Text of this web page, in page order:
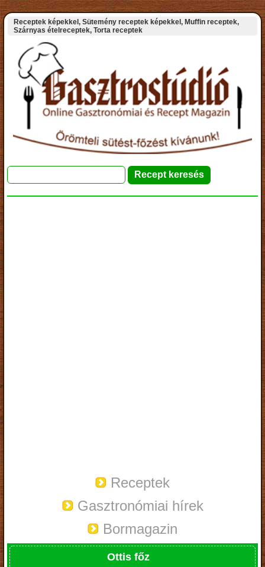
Receptek képekkel, Sütemény receptek képekkel, Muffin receptek,
Szárnyas ételreceptek, Torta receptek
Receptek
Gasztronómiai hírek
Bormagazin
Ottis főz